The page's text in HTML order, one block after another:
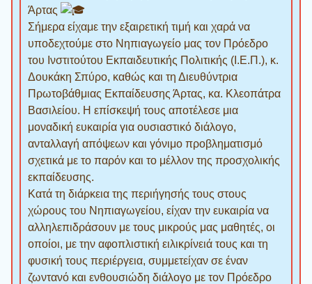
Άρτας
Σήμερα είχαμε την εξαιρετική τιμή και χαρά να
υποδεχτούμε στο Νηπιαγωγείο μας τον Πρόεδρο
του Ινστιτούτου Εκπαιδευτικής Πολιτικής (Ι.Ε.Π.), κ.
Δουκάκη Σπύρο, καθώς και τη Διευθύντρια
Πρωτοβάθμιας Εκπαίδευσης Άρτας, κα. Κλεοπάτρα
Βασιλείου. Η επίσκεψή τους αποτέλεσε μια
μοναδική ευκαιρία για ουσιαστικό διάλογο,
ανταλλαγή απόψεων και γόνιμο προβληματισμό
σχετικά με το παρόν και το μέλλον της προσχολικής
εκπαίδευσης.
Κατά τη διάρκεια της περιήγησής τους στους
χώρους του Νηπιαγωγείου, είχαν την ευκαιρία να
αλληλεπιδράσουν με τους μικρούς μας μαθητές, οι
οποίοι, με την αφοπλιστική ειλικρίνειά τους και τη
φυσική τους περιέργεια, συμμετείχαν σε έναν
ζωντανό και ενθουσιώδη διάλογο με τον Πρόεδρο